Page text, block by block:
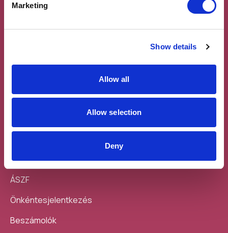
Marketing
Show details
Allow all
Allow selection
Deny
hírlevélre
mobilodra
Sajtó
ÁSZF
Önkéntesjelentkezés
Beszámolók